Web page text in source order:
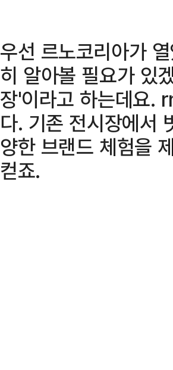
우선 르노코리아가
히 알아볼 필요가 있
장'이라고 하는데요.
다. 기존 전시장에서
양한 브랜드 체험을
컫죠.